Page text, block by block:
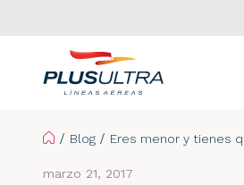
Home
Blog Eres menor y tienes
marzo 21, 2017